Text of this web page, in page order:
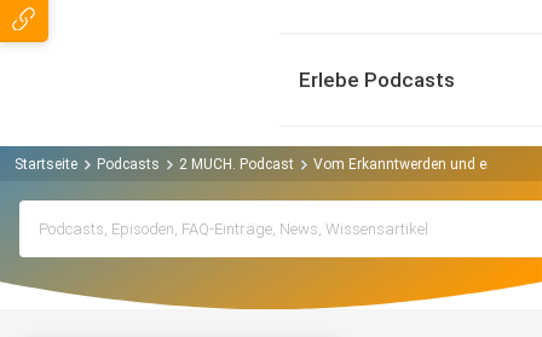
Erlebe Podcasts
Startseite Podcasts 2 MUCH. Podcast Vom Erkanntwerden und ersten